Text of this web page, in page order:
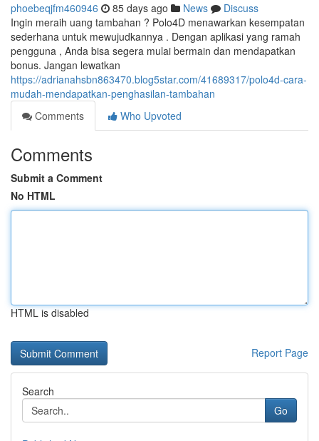
phoebeqjfm460946 85 days ago News
Discuss
Ingin meraih uang tambahan ? Polo4D menawarkan kesempatan
sederhana untuk mewujudkannya . Dengan aplikasi yang ramah
pengguna , Anda bisa segera mulai bermain dan mendapatkan
bonus. Jangan lewatkan
https://adrianahsbn863470.blog5star.com/41689317/polo4d-cara-
mudah-mendapatkan-penghasilan-tambahan
Comments
Who Upvoted
Comments
Submit a Comment
No HTML
HTML is disabled
Report Page
Search
Go